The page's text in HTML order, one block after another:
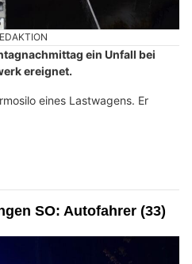
ein Unfall bei
ereignet.
eines Lastwagens. Er
SO: Autofahrer (33)